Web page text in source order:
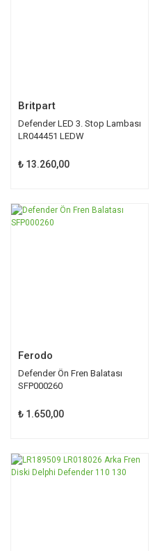
Britpart
Defender LED 3. Stop Lambası
LR044451 LEDW
₺ 13.260,00
Ferodo
Defender Ön Fren Balatası
SFP000260
₺ 1.650,00